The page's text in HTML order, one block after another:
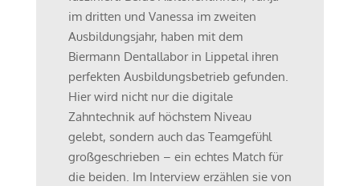
im dritten und Vanessa im zweiten
Ausbildungsjahr, haben mit dem
Biermann Dentallabor in Lippetal ihren
perfekten Ausbildungsbetrieb gefunden.
Hier wird nicht nur die digitale
Zahntechnik auf höchstem Niveau
gelebt, sondern auch das Teamgefühl
großgeschrieben – ein echtes Match für
die beiden. Im Interview erzählen sie von